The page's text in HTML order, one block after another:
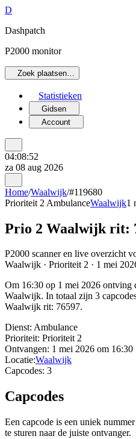
D
Dashpatch
P2000 monitor
Zoek plaatsen…
Statistieken
Gidsen
Account
04:08:52
za 08 aug 2026
Home/Waalwijk/#119680
Prioriteit 2 AmbulanceWaalwijk1
Prio 2 Waalwijk rit:
P2000 scanner en live overzicht
Waalwijk · Prioriteit 2 · 1 mei
Om 16:30 op 1 mei 2026 ontving
Waalwijk. In totaal zijn 3
Waalwijk rit: 76597.
Dienst: Ambulance
Prioriteit: Prioriteit 2
Ontvangen: 1 mei 2026 om 16:30
Locatie:Waalwijk
Capcodes: 3
Capcodes
Een capcode is een uniek
te sturen naar de juiste ontvanger.